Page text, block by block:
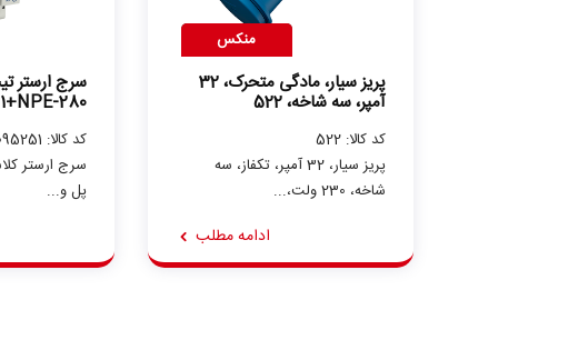
منکس
پریز سیار، مادگی متحرک، 32
آمپر، سه شاخه، 522
کد کالا: 522
پریز سیار، 32 آمپر، تکفاز، سه
شاخه، 230 ولت،...
ادامه مطلب
1+NPE-280
کد کالا: 5095251
پل و...